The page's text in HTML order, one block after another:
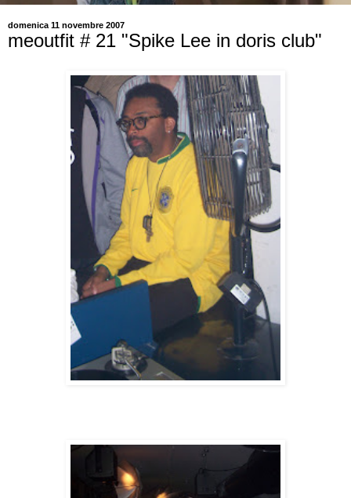
domenica 11 novembre 2007
meoutfit # 21 "Spike Lee in doris club"